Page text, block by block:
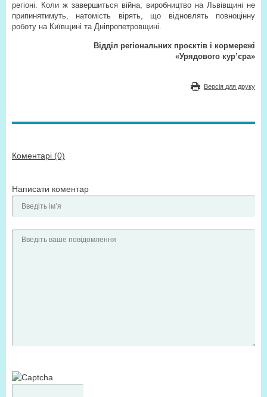
регіоні. Коли ж завершиться війна, виробництво на Львівщині не
припинятимуть, натомість вірять, що відновлять повноцінну
роботу на Київщині та Дніпропетровщині.
Відділ регіональних проєктів і кормережі
«Урядового кур’єра»
Версія для друку
Коментарі (0)
Написати коментар